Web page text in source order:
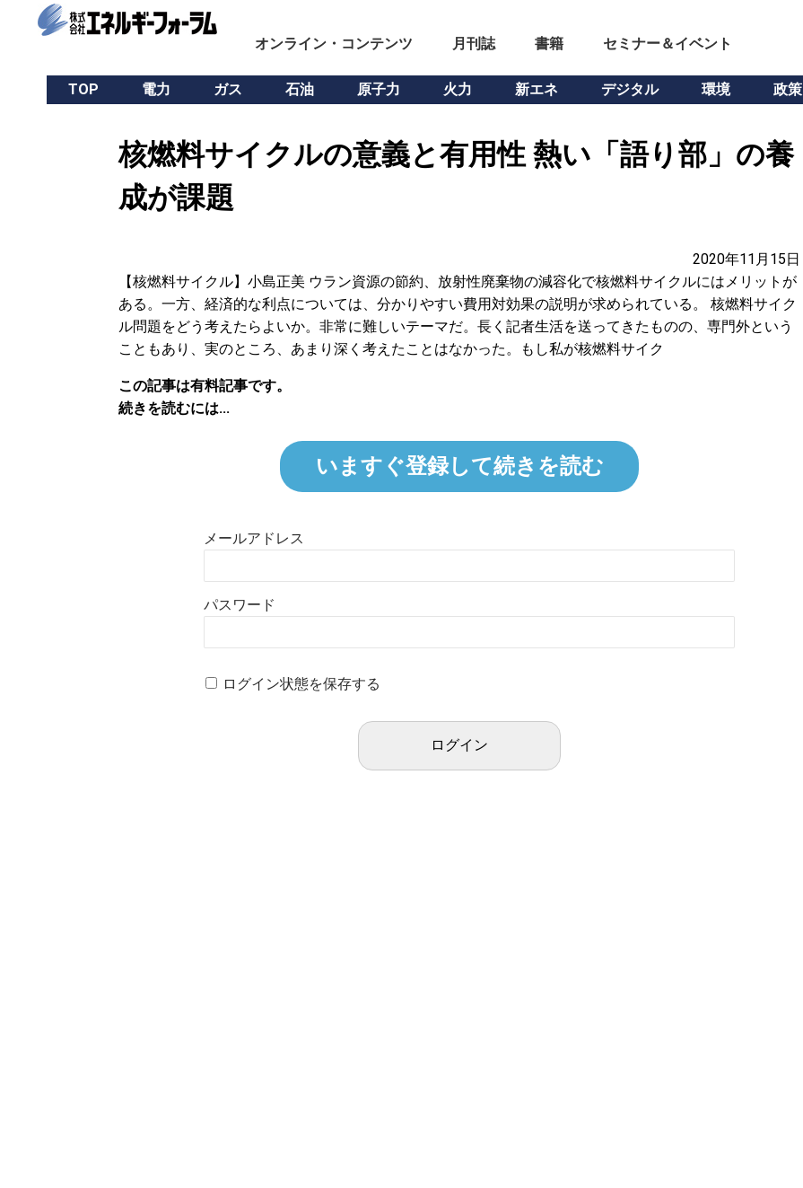
オンライン・コンテンツ 月刊誌 書籍 セミナー＆イベント
TOP 電力 ガス 石油 原子力 火力 新エネ デジタル 環境 政策
核燃料サイクルの意義と有用性 熱い「語り部」の養
成が課題
2020年11月15日
【核燃料サイクル】小島正美 ウラン資源の節約、放射性廃棄物の減容化で核燃料サイクルにはメリットが
ある。一方、経済的な利点については、分かりやすい費用対効果の説明が求められている。 核燃料サイク
ル問題をどう考えたらよいか。非常に難しいテーマだ。長く記者生活を送ってきたものの、専門外という
こともあり、実のところ、あまり深く考えたことはなかった。もし私が核燃料サイク
この記事は有料記事です。
続きを読むには...
いますぐ登録して続きを読む
メールアドレス
パスワード
ログイン状態を保存する